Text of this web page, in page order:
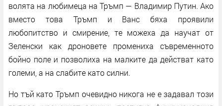
волята на любимеца на Тръмп — Владимир Путин. Ако
вместо това Тръмп и Ванс бяха проявили
любопитство и смирение, те можеха да научат от
Зеленски как дроновете промениха съвременното
бойно поле и позволиха на малките да действат като
големи, а на слабите като силни.
Но тъй като Тръмп очевидно никога не е задавал този